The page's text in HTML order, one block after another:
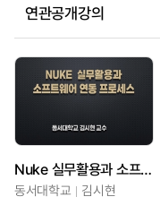
연관공개강의
Nuke 실무활용과 소프트웨어간의 연동 프로세스 이해
동서대학교 김시현